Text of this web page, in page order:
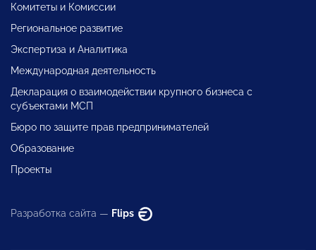
Комитеты и Комиссии
Региональное развитие
Экспертиза и Аналитика
Международная деятельность
Декларация о взаимодействии крупного бизнеса с
субъектами МСП
Бюро по защите прав предпринимателей
Образование
Проекты
Разработка сайта — Flips